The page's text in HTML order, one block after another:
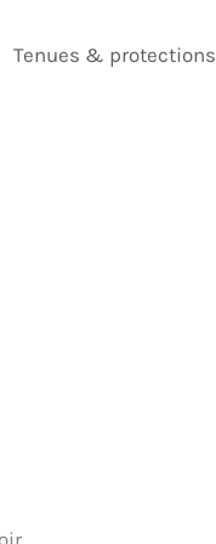
Tenues & protections